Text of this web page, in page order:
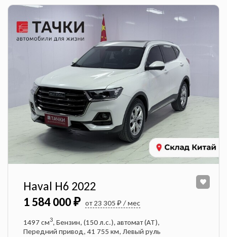
1 584 000 ₽ от 23 305 ₽ / мес
Haval H6 2022
1497 см3, Бензин, (150 л.с.), автомат (AT),
Передний привод, 41 755 км, Левый руль